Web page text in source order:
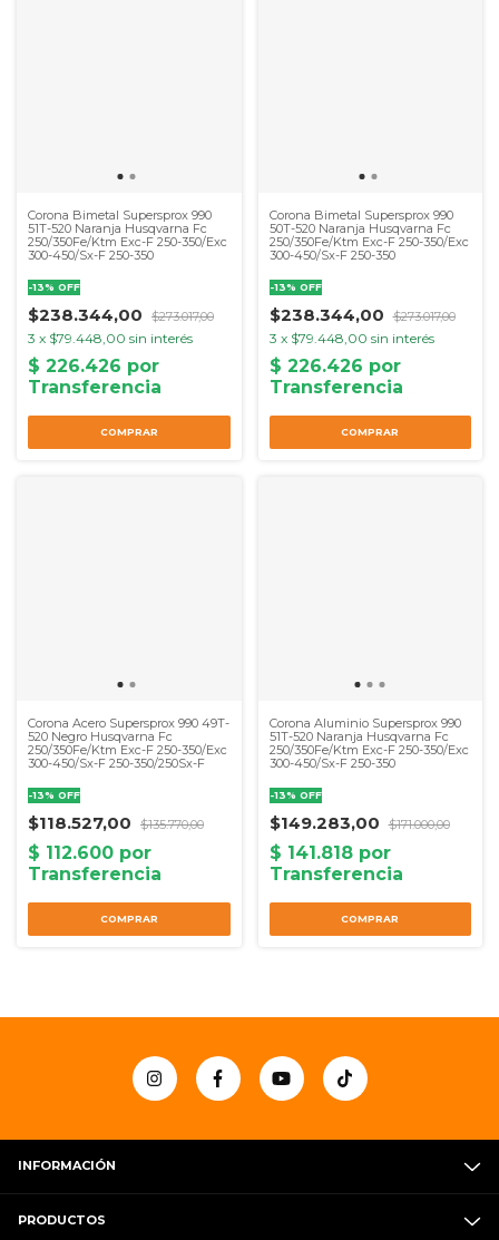
Corona Bimetal Supersprox 990
51T-520 Naranja Husqvarna Fc
250/350Fe/Ktm Exc-F 250-350/Exc
300-450/Sx-F 250-350
-13% OFF
$238.344,00 $273.017,00
3 x $79.448,00 sin interés
Corona Bimetal Supersprox 990
50T-520 Naranja Husqvarna Fc
250/350Fe/Ktm Exc-F 250-350/Exc
300-450/Sx-F 250-350
-13% OFF
$238.344,00 $273.017,00
3 x $79.448,00 sin interés
Corona Acero Supersprox 990 49T-
520 Negro Husqvarna Fc
250/350Fe/Ktm Exc-F 250-350/Exc
300-450/Sx-F 250-350/250Sx-F
-13% OFF
$118.527,00 $135.770,00
Corona Aluminio Supersprox 990
51T-520 Naranja Husqvarna Fc
250/350Fe/Ktm Exc-F 250-350/Exc
300-450/Sx-F 250-350
-13% OFF
$149.283,00 $171.000,00
INFORMACIÓN
PRODUCTOS